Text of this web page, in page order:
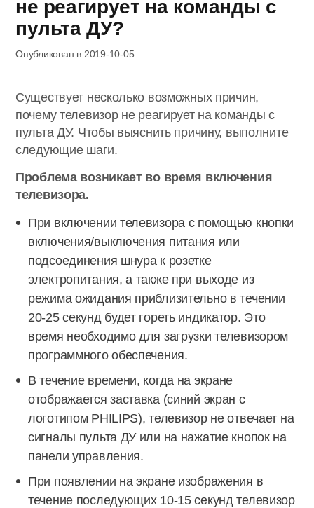
не реагирует на команды с
пульта ДУ?
Опубликован в 2019-10-05
Существует несколько возможных причин,
почему телевизор не реагирует на команды с
пульта ДУ. Чтобы выяснить причину, выполните
следующие шаги.
Проблема возникает во время включения
телевизора.
При включении телевизора с помощью кнопки
включения/выключения питания или
подсоединения шнура к розетке
электропитания, а также при выходе из
режима ожидания приблизительно в течении
20-25 секунд будет гореть индикатор. Это
время необходимо для загрузки телевизором
программного обеспечения.
В течение времени, когда на экране
отображается заставка (синий экран с
логотипом PHILIPS), телевизор не отвечает на
сигналы пульта ДУ или на нажатие кнопок на
панели управления.
При появлении на экране изображения в
течение последующих 10-15 секунд телевизор